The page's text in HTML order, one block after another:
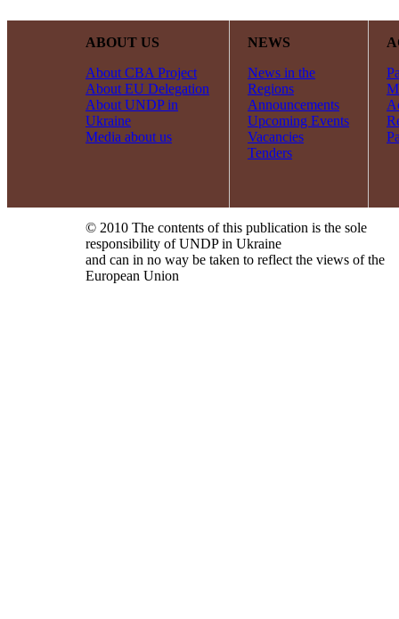
ABOUT US
About CBA Project
About EU Delegation
About UNDP in
Ukraine
Media about us
NEWS
News in the
Regions
Announcements
Upcoming Events
Vacancies
Tenders
© 2010 The contents of this publication is the sole
responsibility of UNDP in Ukraine
and can in no way be taken to reflect the views of the
European Union